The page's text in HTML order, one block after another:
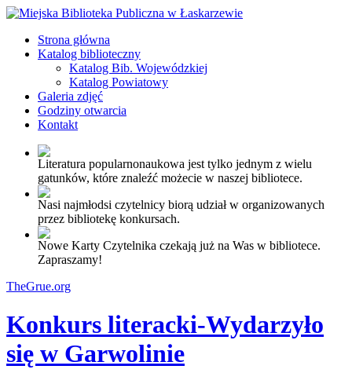
Strona główna
Katalog biblioteczny
Katalog Bib. Wojewódzkiej
Katalog Powiatowy
Galeria zdjęć
Godziny otwarcia
Kontakt
Literatura popularnonaukowa jest tylko jednym z wielu
gatunków, które znaleźć możecie w naszej bibliotece.
Nasi najmłodsi czytelnicy biorą udział w organizowanych
przez bibliotekę konkursach.
Nowe Karty Czytelnika czekają już na Was w bibliotece.
Zapraszamy!
TheGrue.org
Konkurs literacki-Wydarzyło
się w Garwolinie